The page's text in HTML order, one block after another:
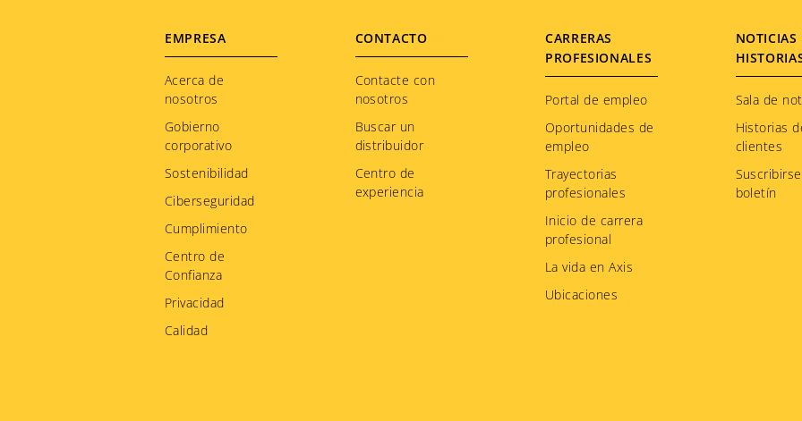
Footer
menu
EMPRESA
Acerca de
nosotros
Gobierno
corporativo
Sostenibilidad
Ciberseguridad
Cumplimiento
Centro de
Confianza
Privacidad
Calidad
CONTACTO
Contacte con
nosotros
Buscar un
distribuidor
Centro de
experiencia
CARRERAS
PROFESIONALES
Portal de empleo
Oportunidades de
empleo
Trayectorias
profesionales
Inicio de carrera
profesional
La vida en Axis
Ubicaciones
NOTICIAS
Sala de
Historias
clientes
boletín